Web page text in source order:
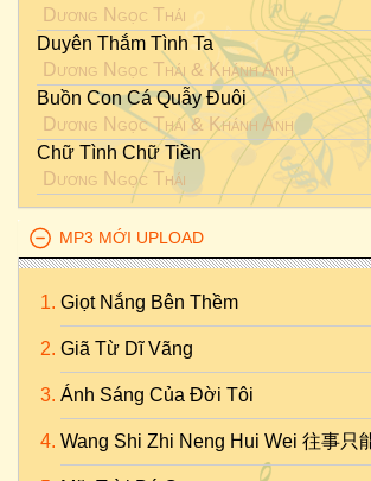
Dương Ngọc Thái
Duyên Thắm Tình Ta
Dương Ngọc Thái & Khánh Anh
Buồn Con Cá Quẫy Đuôi
Dương Ngọc Thái& Khánh Anh
Chữ Tình Chữ Tiền
Dương Ngọc Thái
MP3 MỚI UPLOAD
Giọt Nắng Bên Thềm
Giã Từ Dĩ Vãng
Ánh Sáng Của Đời Tôi
Wang Shi Zhi Neng Hui Wei 往事只